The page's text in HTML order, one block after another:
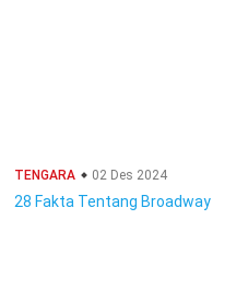
TENGARA 02 Des 2024
28 Fakta Tentang Broadway